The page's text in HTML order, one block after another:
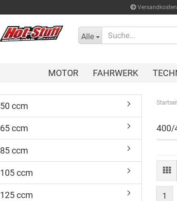
Alle
MOTOR FAHRWERK
400/
1
50 ccm
65 ccm
85 ccm
105 ccm
125 ccm